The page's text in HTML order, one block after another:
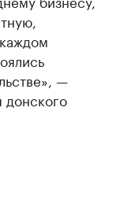
—
донского